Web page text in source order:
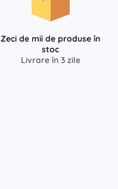
Zeci de mii de produse în
stoc
Livrare în 3 zile